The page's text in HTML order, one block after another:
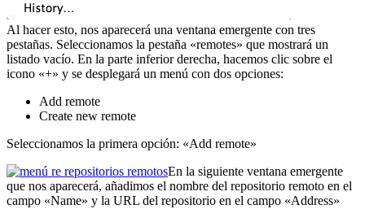
Al hacer esto, nos aparecerá una ventana emergente con tres
pestañas. Seleccionamos la pestaña «remotes» que mostrará un
listado vacío. En la parte inferior derecha, hacemos clic sobre el
icono «+» y se desplegará un menú con dos opciones:
Add remote
Create new remote
Seleccionamos la primera opción: «Add remote»
En la siguiente ventana emergente
que nos aparecerá, añadimos el nombre del repositorio remoto en el
campo «Name» y la URL del repositorio en el campo «Address»